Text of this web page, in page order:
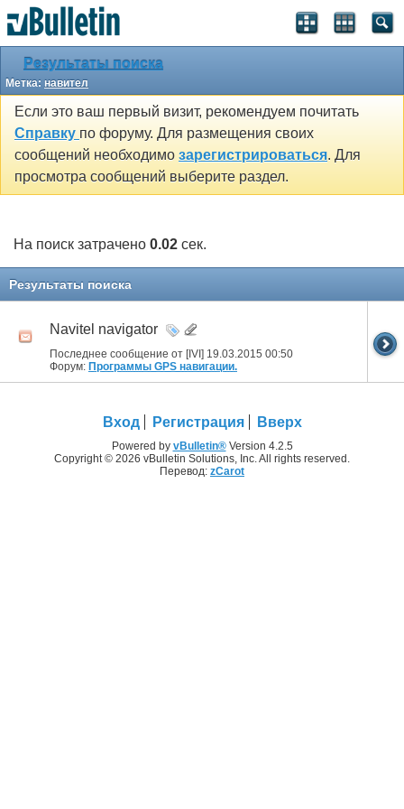
Результаты поиска
Метка: навител
Если это ваш первый визит, рекомендуем почитать
Справку по форуму. Для размещения своих
сообщений необходимо зарегистрироваться. Для
просмотра сообщений выберите раздел.
На поиск затрачено 0.02 сек.
Результаты поиска
Navitel navigator
Последнее сообщение от [IVI] 19.03.2015 00:50
Форум: Программы GPS навигации.
Вход Регистрация Вверх
Powered by vBulletin®Version 4.2.5
Copyright © 2026 vBulletin Solutions, Inc. All rights reserved.
Перевод: zCarot